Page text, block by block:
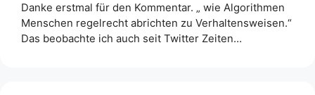
Danke erstmal für den Kommentar. „ wie Algorithmen
Menschen regelrecht abrichten zu Verhaltensweisen.“
Das beobachte ich auch seit Twitter Zeiten…